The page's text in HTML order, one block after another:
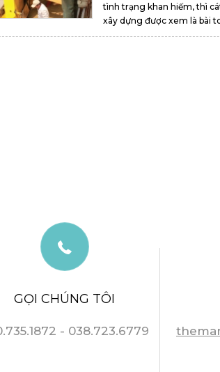
tình trạng khan hiếm, thì
xây dựng được xem là bài
GỌI CHÚNG TÔI
- 038.723.6779